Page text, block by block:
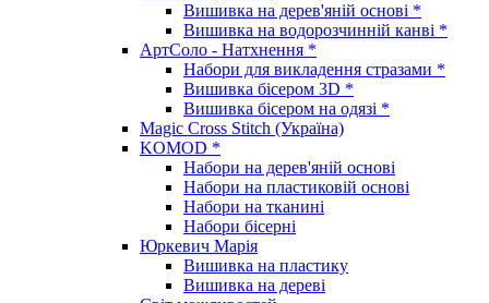
Вишивка на дерев'яній основі *
Вишивка на водорозчинній канві *
АртСоло - Натхнення *
Набори для викладення стразами *
Вишивка бісером 3D *
Вишивка бісером на одязі *
Magic Cross Stitch (Україна)
KOMOD *
Набори на дерев'яній основі
Набори на пластиковій основі
Набори на тканині
Набори бісерні
Юркевич Марія
Вишивка на пластику
Вишивка на дереві